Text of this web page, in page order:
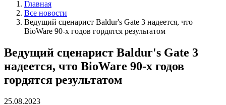
Главная
Все новости
Ведущий сценарист Baldur's Gate 3 надеется, что
BioWare 90-х годов гордятся результатом
Ведущий сценарист Baldur's Gate 3
надеется, что BioWare 90-х годов
гордятся результатом
25.08.2023